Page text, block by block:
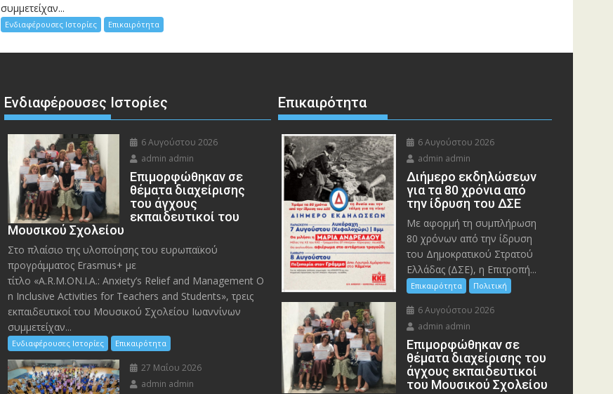
συμμετείχαν...
Ενδιαφέρουσες Ιστορίες Επικαιρότητα
Ενδιαφέρουσες Ιστορίες
6 Αυγούστου 2026
admin admin
Eπιμορφώθηκαν σε
θέματα διαχείρισης
του άγχους
εκπαιδευτικοί του
Μουσικού Σχολείου
Στο πλαίσιο της υλοποίησης του ευρωπαϊκού
προγράμματος Erasmus+ με
τίτλο «A.R.M.ON.I.A.: Anxiety’s Relief and Management O
n Inclusive Activities for Teachers and Students», τρεις
εκπαιδευτικοί του Μουσικού Σχολείου Ιωαννίνων
συμμετείχαν...
Ενδιαφέρουσες Ιστορίες Επικαιρότητα
27 Μαΐου 2026
admin admin
Επικαιρότητα
6 Αυγούστου 2026
admin admin
Διήμερο εκδηλώσεων
για τα 80 χρόνια από
την ίδρυση του ΔΣΕ
Με αφορμή τη συμπλήρωση
80 χρόνων από την ίδρυση
του Δημοκρατικού Στρατού
Ελλάδας (ΔΣΕ), η Επιτροπή...
Επικαιρότητα Πολιτική
6 Αυγούστου 2026
admin admin
Eπιμορφώθηκαν σε
θέματα διαχείρισης του
άγχους εκπαιδευτικοί
του Μουσικού Σχολείου